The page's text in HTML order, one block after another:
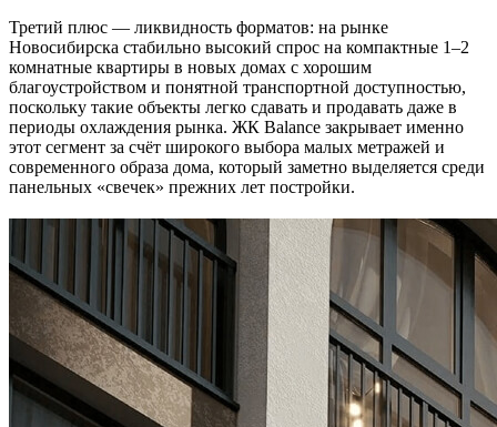
Третий плюс — ликвидность форматов: на рынке
Новосибирска стабильно высокий спрос на компактные 1–2
комнатные квартиры в новых домах с хорошим
благоустройством и понятной транспортной доступностью,
поскольку такие объекты легко сдавать и продавать даже в
периоды охлаждения рынка. ЖК Balance закрывает именно
этот сегмент за счёт широкого выбора малых метражей и
современного образа дома, который заметно выделяется среди
панельных «свечек» прежних лет постройки.